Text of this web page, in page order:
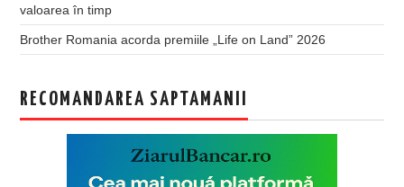
valoarea în timp
Brother Romania acorda premiile „Life on Land” 2026
RECOMANDAREA SAPTAMANII